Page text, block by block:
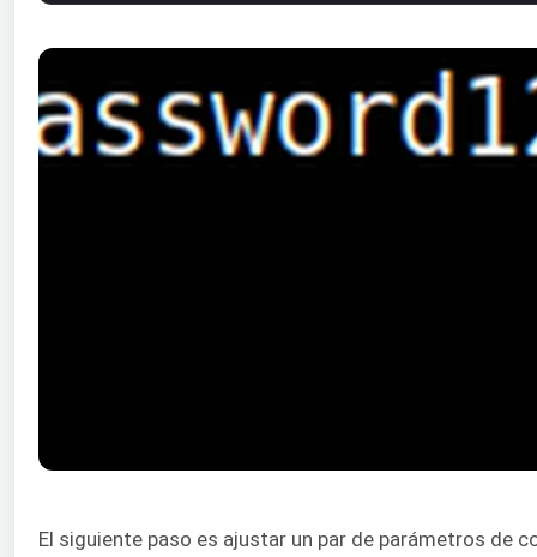
El siguiente paso es ajustar un par de parámetros de